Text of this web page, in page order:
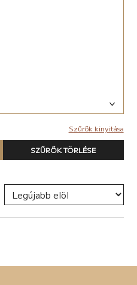
Szűrők kinyitása
SZŰRŐK TÖRLÉSE